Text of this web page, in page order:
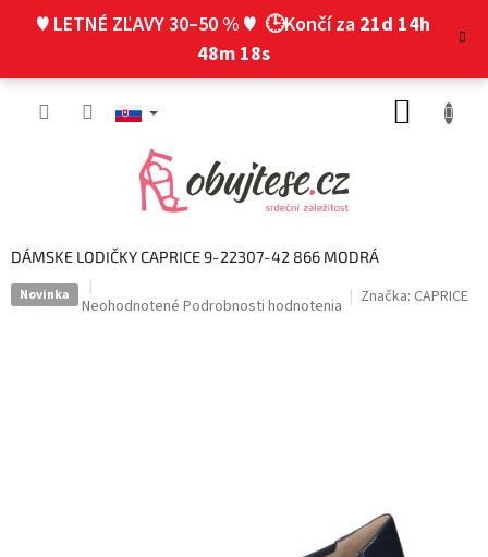
♥ LETNÉ ZĽAVY 30–50 % ♥ 🕒Končí za 21d 14h
48m 17s
DÁMSKE LODIČKY CAPRICE 9-22307-42 866 MODRÁ
Novinka
Priemerné
Neohodnotené Podrobnosti hodnotenia Značka: CAPRICE